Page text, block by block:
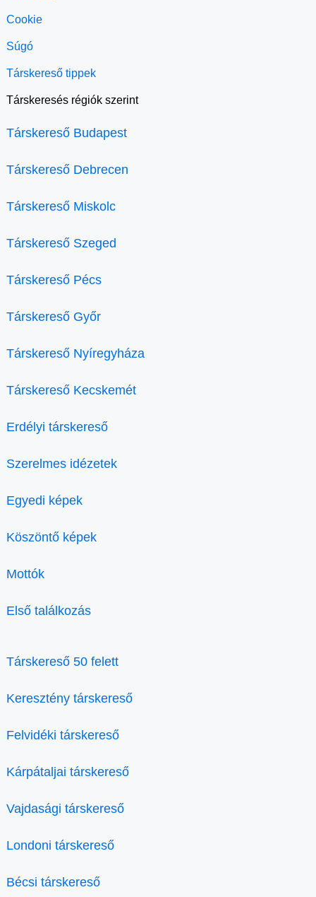
Cookie
Súgó
Társkereső tippek
Társkeresés régiók szerint
Társkereső Budapest
Társkereső Debrecen
Társkereső Miskolc
Társkereső Szeged
Társkereső Pécs
Társkereső Győr
Társkereső Nyíregyháza
Társkereső Kecskemét
Erdélyi társkereső
Szerelmes idézetek
Egyedi képek
Köszöntő képek
Mottók
Első találkozás
Társkereső 50 felett
Keresztény társkereső
Felvidéki társkereső
Kárpátaljai társkereső
Vajdasági társkereső
Londoni társkereső
Bécsi társkereső